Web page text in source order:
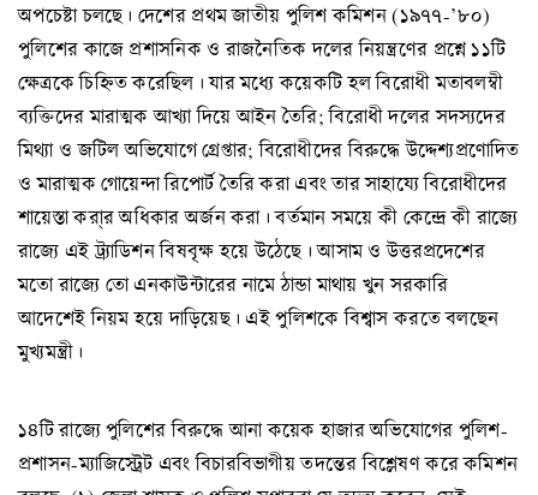
অপচেষ্টা চলছে। দেশের প্রথম জাতীয় পুলিশ কমিশন (১৯৭৭-’৮০)
পুলিশের কাজে প্রশাসনিক ও রাজনৈতিক দলের নিয়ন্ত্রণের প্রশ্নে ১১টি
ক্ষেত্রকে চিহ্নিত করেছিল। যার মধ্যে কয়েকটি হল বিরোধী মতাবলম্বী
ব্যক্তিদের মারাত্মক আখ্যা দিয়ে আইন তৈরি; বিরোধী দলের সদস্যদের
মিথ্যা ও জটিল অভিযোগে গ্রেপ্তার; বিরোধীদের বিরুদ্ধে উদ্দেশ্যপ্রণোদিত
ও মারাত্মক গোয়েন্দা রিপোর্ট তৈরি করা এবং তার সাহায্যে বিরোধীদের
শায়েস্তা করা্র অধিকার অর্জন করা। বর্তমান সময়ে কী কেন্দ্রে কী রাজ্যে
রাজ্যে এই ট্র্যাডিশন বিষবৃক্ষ হয়ে উঠেছে। আসাম ও উত্তরপ্রদেশের
মতো রাজ্যে তো এনকাউন্টারের নামে ঠান্ডা মাথায় খুন সরকারি
আদেশেই নিয়ম হয়ে দাড়িয়েছ। এই পুলিশকে বিশ্বাস করতে বলছেন
মুখ্যমন্ত্রী।
১৪টি রাজ্যে পুলিশের বিরুদ্ধে আনা কয়েক হাজার অভিযোগের পুলিশ-
প্রশাসন-ম্যাজিস্ট্রেট এবং বিচারবিভাগীয় তদন্তের বিশ্লেষণ করে কমিশন